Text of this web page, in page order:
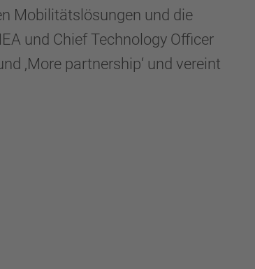
Mobilitätslösungen und die
und Chief Technology Officer
‚More partnership‘ und vereint